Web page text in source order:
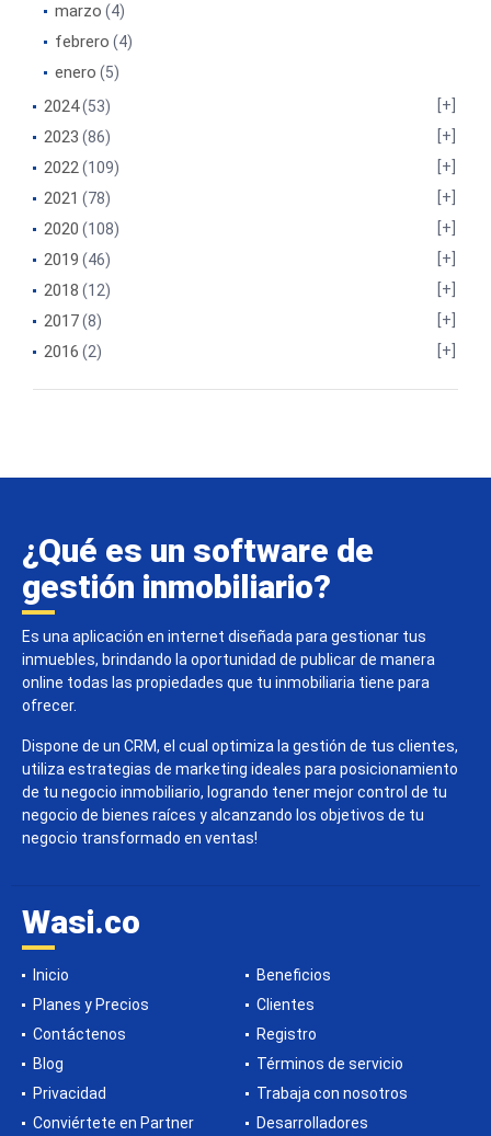
marzo (4)
febrero (4)
enero (5)
2024(53)
2023 (86)
2022(109)
2021 (78)
2020 (108)
2019 (46)
2018 (12)
2017(8)
2016 (2)
¿Qué es un software de
gestión inmobiliario?
Es una aplicación en internet diseñada para gestionar tus
inmuebles, brindando la oportunidad de publicar de manera
online todas las propiedades que tu inmobiliaria tiene para
ofrecer.
Dispone de un CRM, el cual optimiza la gestión de tus clientes,
utiliza estrategias de marketing ideales para posicionamiento
de tu negocio inmobiliario, logrando tener mejor control de tu
negocio de bienes raíces y alcanzando los objetivos de tu
negocio transformado en ventas!
Wasi.co
Inicio
Beneficios
Planes y Precios
Clientes
Contáctenos
Registro
Blog
Términos de servicio
Privacidad
Trabaja con nosotros
Conviértete en Partner
Desarrolladores